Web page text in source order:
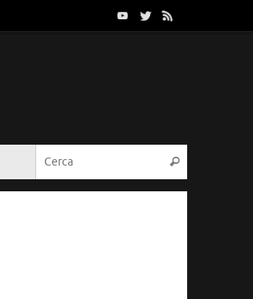
Cerca